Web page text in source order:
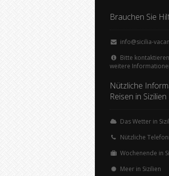
Brauchen Sie
info@sicilia-
Bitte
weitere
Nützliche
Reisen in Sizilien
Das Wetter in
Nützliche
Wochenende in
Meer in Sizilien